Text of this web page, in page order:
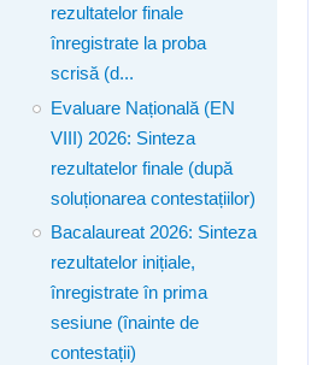
rezultatelor finale
înregistrate la proba
scrisă (d...
Evaluare Națională (EN
VIII) 2026: Sinteza
rezultatelor finale (după
soluționarea contestațiilor)
Bacalaureat 2026: Sinteza
rezultatelor inițiale,
înregistrate în prima
sesiune (înainte de
contestații)